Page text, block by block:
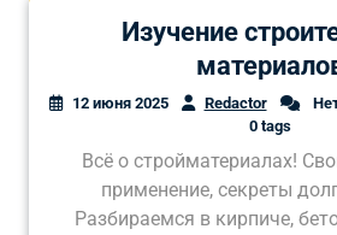
Изучение
12 июня 2025 Redactor
0 tags
Всё о стройматериалах!
применение, секреты
Разбираемся в кирпиче,